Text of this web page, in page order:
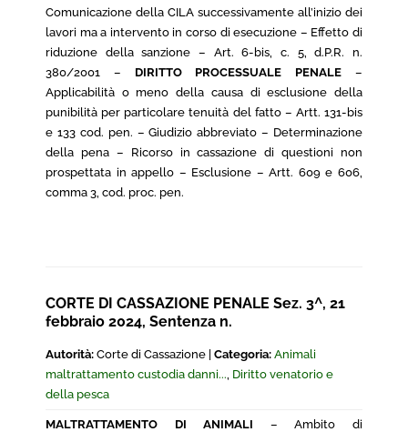
Comunicazione della CILA successivamente all’inizio dei
lavori ma a intervento in corso di esecuzione – Effetto di
riduzione della sanzione – Art. 6-bis, c. 5, d.P.R. n.
380/2001 – DIRITTO PROCESSUALE PENALE –
Applicabilità o meno della causa di esclusione della
punibilità per particolare tenuità del fatto – Artt. 131-bis
e 133 cod. pen. – Giudizio abbreviato – Determinazione
della pena – Ricorso in cassazione di questioni non
prospettata in appello – Esclusione – Artt. 609 e 606,
comma 3, cod. proc. pen.
CORTE DI CASSAZIONE PENALE Sez. 3^, 21
febbraio 2024, Sentenza n.
Autorità: Corte di Cassazione | Categoria: Animali
maltrattamento custodia danni..., Diritto venatorio e
della pesca
MALTRATTAMENTO DI ANIMALI – Ambito di